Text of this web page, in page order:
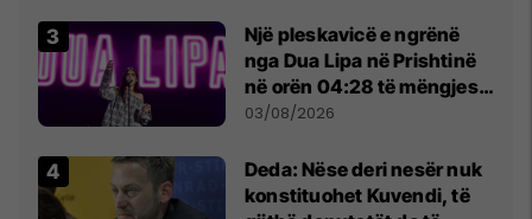
Një pleskavicë e ngrënë
nga Dua Lipa në Prishtinë
në orën 04:28 të mëngjesit
- dhe bota digjitale serbe
03/08/2026
Deda: Nëse deri nesër nuk
konstituohet Kuvendi, të